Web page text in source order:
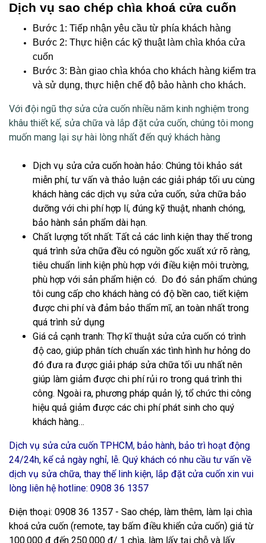
Dịch vụ sao chép chìa khoá cửa cuốn
Bước 1: Tiếp nhận yêu cầu từ phía khách hàng
Bước 2: Thực hiện các kỹ thuật làm chìa khóa cửa
cuốn
Bước 3: Bàn giao chìa khóa cho khách hàng kiểm tra
và sử dụng, thực hiện chế độ bảo hành cho khách.
Với đội ngũ thợ sửa cửa cuốn nhiều năm kinh nghiệm trong
khâu thiết kế, sửa chữa và lắp đặt cửa cuốn, chúng tôi mong
muốn mang lại sự hài lòng nhất đến quý khách hàng
Dịch vụ sửa cửa cuốn hoàn hảo: Chúng tôi khảo sát
miễn phí, tư vấn và thảo luận các giải pháp tối ưu cùng
khách hàng các dịch vụ sửa cửa cuốn, sửa chữa bảo
dưỡng với chi phí hợp lí, đúng kỹ thuật, nhanh chóng,
bảo hành sản phẩm dài hạn.
Chất lượng tốt nhất: Tất cả các linh kiện thay thế trong
quá trình sửa chữa đều có nguồn gốc xuất xứ rõ ràng,
tiêu chuẩn linh kiện phù hợp với điều kiện môi trường,
phù hợp với sản phẩm hiện có. Do đó sản phẩm chúng
tôi cung cấp cho khách hàng có độ bền cao, tiết kiệm
được chi phí và đảm bảo thẩm mĩ, an toàn nhất trong
quá trình sử dụng
Giá cả cạnh tranh: Thợ kĩ thuật sửa cửa cuốn có trình
độ cao, giúp phân tích chuẩn xác tình hình hư hỏng do
đó đưa ra được giải pháp sửa chữa tối ưu nhất nên
giúp làm giảm được chi phí rủi ro trong quá trình thi
công. Ngoài ra, phương pháp quản lý, tổ chức thi công
hiệu quả giảm được các chi phí phát sinh cho quý
khách hàng…
Dịch vụ sửa cửa cuốn TPHCM, bảo hành, bảo trì hoạt động
24/24h, kể cả ngày nghỉ, lễ. Quý khách có nhu cầu tư vấn về
dịch vụ sửa chữa, thay thế linh kiện, lắp đặt cửa cuốn xin vui
lòng liên hệ hotline: 0908 36 1357
Điện thoại: 0908 36 1357 - Sao chép, làm thêm, làm lại chìa
khoá cửa cuốn (remote, tay bấm điều khiển cửa cuốn) giá từ
100.000 đ đến 250.000 đ/ 1 chìa, làm lấy tại chỗ và lấy